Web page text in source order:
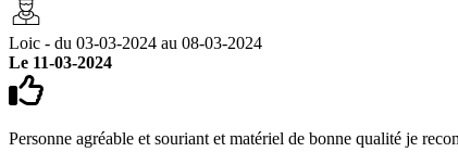
Loic - du 03-03-2024 au 08-03-2024
Le 11-03-2024
Personne agréable et souriant et matériel de bonne qualité je